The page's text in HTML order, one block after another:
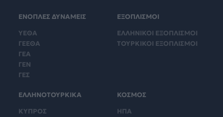
ΕΝΟΠΛΕΣ ΔΥΝΑΜΕΙΣ
ΥΕΘΑ
ΓΕΕΘΑ
ΓΕΑ
ΓΕΝ
ΓΕΣ
ΕΞΟΠΛΙΣΜΟΙ
ΕΛΛΗΝΙΚΟΙ ΕΞΟΠΛΙΣΜΟΙ
ΤΟΥΡΚΙΚΟΙ ΕΞΟΠΛΙΣΜΟΙ
ΕΛΛΗΝΟΤΟΥΡΚΙΚΑ
ΚΥΠΡΟΣ
ΚΟΣΜΟΣ
ΗΠΑ